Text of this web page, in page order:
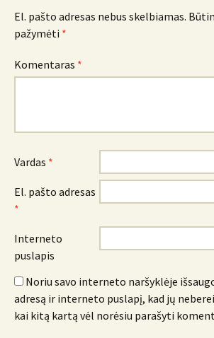
El. pašto adresas nebus skelbiamas.
pažymėti *
Komentaras *
Vardas *
El. pašto adresas
*
Interneto
puslapis
Noriu savo interneto naršyklėje
adresą ir interneto puslapį, kad jų
kai kitą kartą vėl norėsiu parašyti